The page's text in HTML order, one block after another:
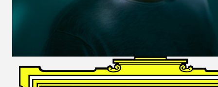
GESÄNGE
Andrè Schuen,